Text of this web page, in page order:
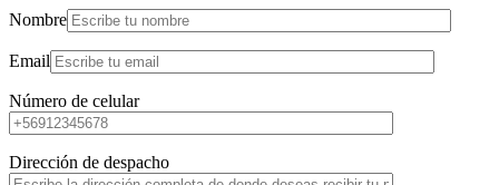
Nombre
Email
Número de celular
Dirección de despacho